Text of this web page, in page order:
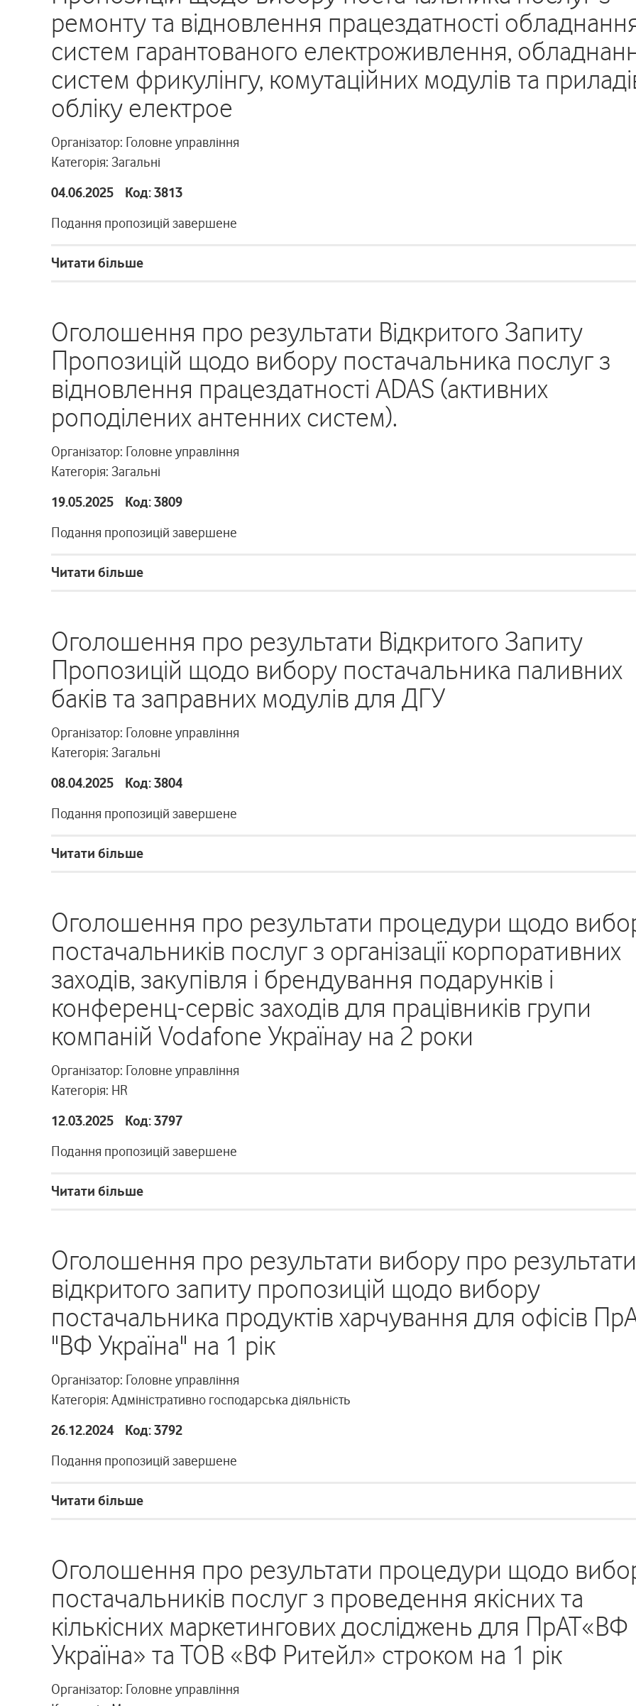
ремонту та відновлення працездатності
систем гарантованого електроживлення,
систем фрикулінгу, комутаційних модулів та
обліку електрое
Організатор: Головне управління
Категорія: Загальні
04.06.2025 Код: 3813
Подання пропозицій завершене
Читати більше
Оголошення про результати Відкритого Запиту
Пропозицій щодо вибору постачальника послуг з
відновлення працездатності ADAS (активних
роподілених антенних систем).
Організатор: Головне управління
Категорія: Загальні
19.05.2025 Код: 3809
Подання пропозицій завершене
Читати більше
Оголошення про результати Відкритого Запиту
Пропозицій щодо вибору постачальника паливних
баків та заправних модулів для ДГУ
Організатор: Головне управління
Категорія: Загальні
08.04.2025 Код: 3804
Подання пропозицій завершене
Читати більше
Оголошення про результати процедури щодо
постачальників послуг з організації корпоративних
заходів, закупівля і брендування подарунків і
конференц-сервіс заходів для працівників групи
компаній Vodafone Українау на 2 роки
Організатор: Головне управління
Категорія: HR
12.03.2025 Код: 3797
Подання пропозицій завершене
Читати більше
Оголошення про результати вибору про результати
відкритого запиту пропозицій щодо вибору
постачальника продуктів харчування для офісів
"ВФ Україна" на 1 рік
Організатор: Головне управління
Категорія: Адміністративно господарська діяльність
26.12.2024 Код: 3792
Подання пропозицій завершене
Читати більше
Оголошення про результати процедури щодо
постачальників послуг з проведення якісних та
кількісних маркетингових досліджень для ПрАТ«ВФ
Україна» та ТОВ «ВФ Ритейл» строком на 1 рік
Організатор: Головне управління